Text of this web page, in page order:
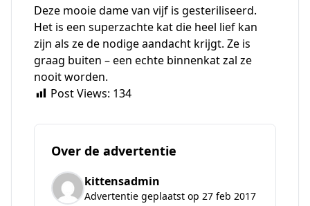
Deze mooie dame van vijf is gesteriliseerd.
Het is een superzachte kat die heel lief kan
zijn als ze de nodige aandacht krijgt. Ze is
graag buiten – een echte binnenkat zal ze
nooit worden.
Post Views: 134
Over de advertentie
kittensadmin
Advertentie geplaatst op 27 feb 2017